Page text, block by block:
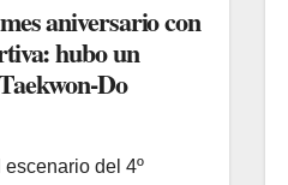
aniversario con
hubo un
Do
del 4º